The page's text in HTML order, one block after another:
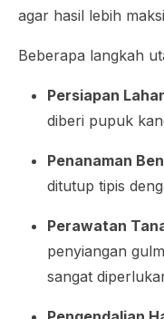
agar hasil lebih
Beberapa langkah
Persiapan
diberi pupuk
Penanaman
ditutup tipis
Perawatan
penyiangan
sangat